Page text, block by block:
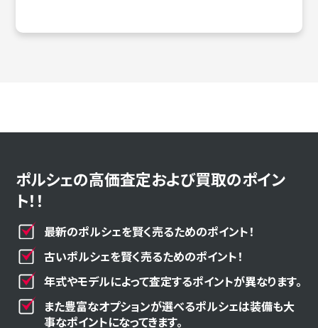
ポルシェの高価査定および買取のポイン
ト！！
最新のポルシェを賢く売るためのポイント！
古いポルシェを賢く売るためのポイント！
年式やモデルによって査定するポイントが異なります。
また豊富なオプションが選べるポルシェは装備も大
事なポイントになってきます。